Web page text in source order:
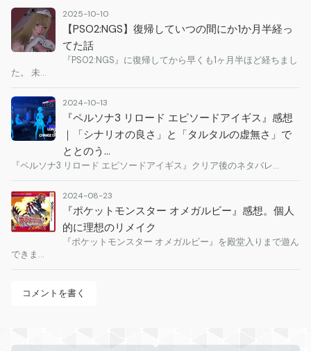
2025-10-10
【PSO2:NGS】復帰していつの間にか1か月半経っ
てた話
『PSO2:NGS』に復帰してから早くも1ヶ月半ほど経ちまし
た。 未…
2024-10-13
『ペルソナ3 リロード エピソードアイギス』感想
｜「シナリオの良さ」と「タルタルの虚無さ」で
ととのう…
『ペルソナ3 リロード エピソードアイギス』クリア後のネタバレ…
2024-08-23
『ポケットモンスター オメガルビー』感想。個人
的に理想のリメイク
『ポケットモンスター オメガルビー』を殿堂入りまで遊ん
できま…
コメントを書く